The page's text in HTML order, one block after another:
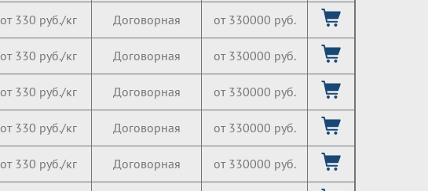
от 330 руб./кг Договорная от 330000 руб.
от 330 руб./кг Договорная от 330000 руб.
от 330 руб./кг Договорная от 330000 руб.
от 330 руб./кг Договорная от 330000 руб.
от 330 руб./кг Договорная от 330000 руб.